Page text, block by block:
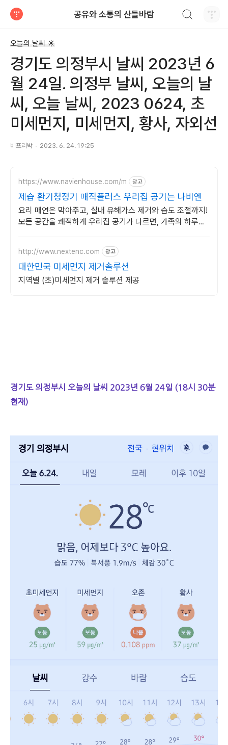
공유와 소통의 산들바람
오늘의 날씨 ☀
경기도 의정부시 날씨 2023년 6
월 24일. 의정부 날씨, 오늘의 날
씨, 오늘 날씨, 2023 0624, 초
미세먼지, 미세먼지, 황사, 자외선
비프리박 2023. 6. 24. 19:25
https://www.navienhouse.com/m 광고
제습 환기청정기 매직플러스 우리집 공기는 나비엔
요리 매연은 막아주고, 실내 유해가스 제거와 습도 조절까지!
모든 공간을 쾌적하게 우리집 공기가 다르면, 가족의 하루도
http://www.nextenc.com 광고
대한민국 미세먼지 제거솔루션
지역별 (초)미세먼지 제거 솔루션 제공
경기도 의정부시 오늘의 날씨 2023년 6월 24일 (18시 30분
현재)